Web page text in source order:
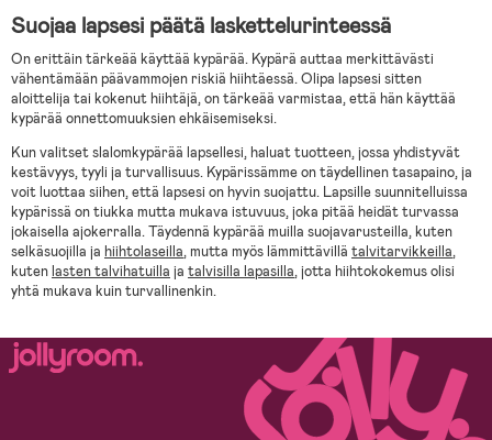
Suojaa lapsesi päätä laskettelurinteessä
On erittäin tärkeää käyttää kypärää. Kypärä auttaa merkittävästi
vähentämään päävammojen riskiä hiihtäessä. Olipa lapsesi sitten
aloittelija tai kokenut hiihtäjä, on tärkeää varmistaa, että hän käyttää
kypärää onnettomuuksien ehkäisemiseksi.
Kun valitset slalomkypärää lapsellesi, haluat tuotteen, jossa yhdistyvät
kestävyys, tyyli ja turvallisuus. Kypärissämme on täydellinen tasapaino, ja
voit luottaa siihen, että lapsesi on hyvin suojattu. Lapsille suunnitelluissa
kypärissä on tiukka mutta mukava istuvuus, joka pitää heidät turvassa
jokaisella ajokerralla. Täydennä kypärää muilla suojavarusteilla, kuten
selkäsuojilla ja hiihtolaseilla, mutta myös lämmittävillä talvitarvikkeilla,
kutenlasten talvihatuilla ja talvisilla lapasilla, jotta hiihtokokemus olisi
yhtä mukava kuin turvallinenkin.